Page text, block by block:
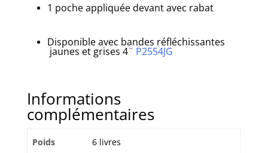
1 poche appliquée devant avec rabat
Disponible avec bandes réfléchissantes
jaunes et grises 4¨ P2554JG
Informations
complémentaires
Poids 6 livres